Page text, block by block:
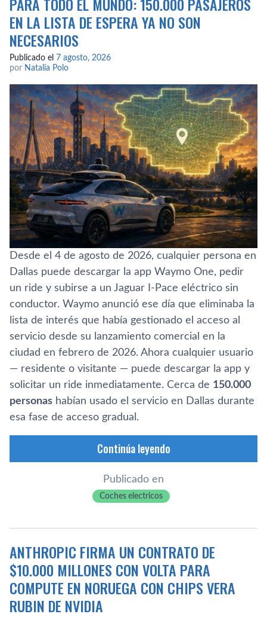
PARA TODO EL MUNDO: 150.000 PASAJEROS
EN LA LISTA DE ESPERA YA NO SON
NECESARIOS
Publicado el
7 agosto, 2026
por Natalia Polo
Desde el 4 de agosto de 2026, cualquier persona en
Dallas puede descargar la app Waymo One, pedir
un ride y subirse a un Jaguar I-Pace eléctrico sin
conductor. Waymo anunció ese día que eliminaba la
lista de interés que había gestionado el acceso al
servicio desde su lanzamiento comercial en la
ciudad en febrero de 2026. Ahora cualquier usuario
— residente o visitante — puede descargar la app y
solicitar un ride inmediatamente. Cerca de 150.000
personas habían usado el servicio en Dallas durante
esa fase de acceso gradual.
Continúa leyendo
Publicado en
Coches electricos
ANTHROPIC FIRMA UN CONTRATO DE
$10.000 MILLONES CON VOLTA PARA
COMPUTE EN NORUEGA CON CHIPS VERA
RUBIN DE NVIDIA